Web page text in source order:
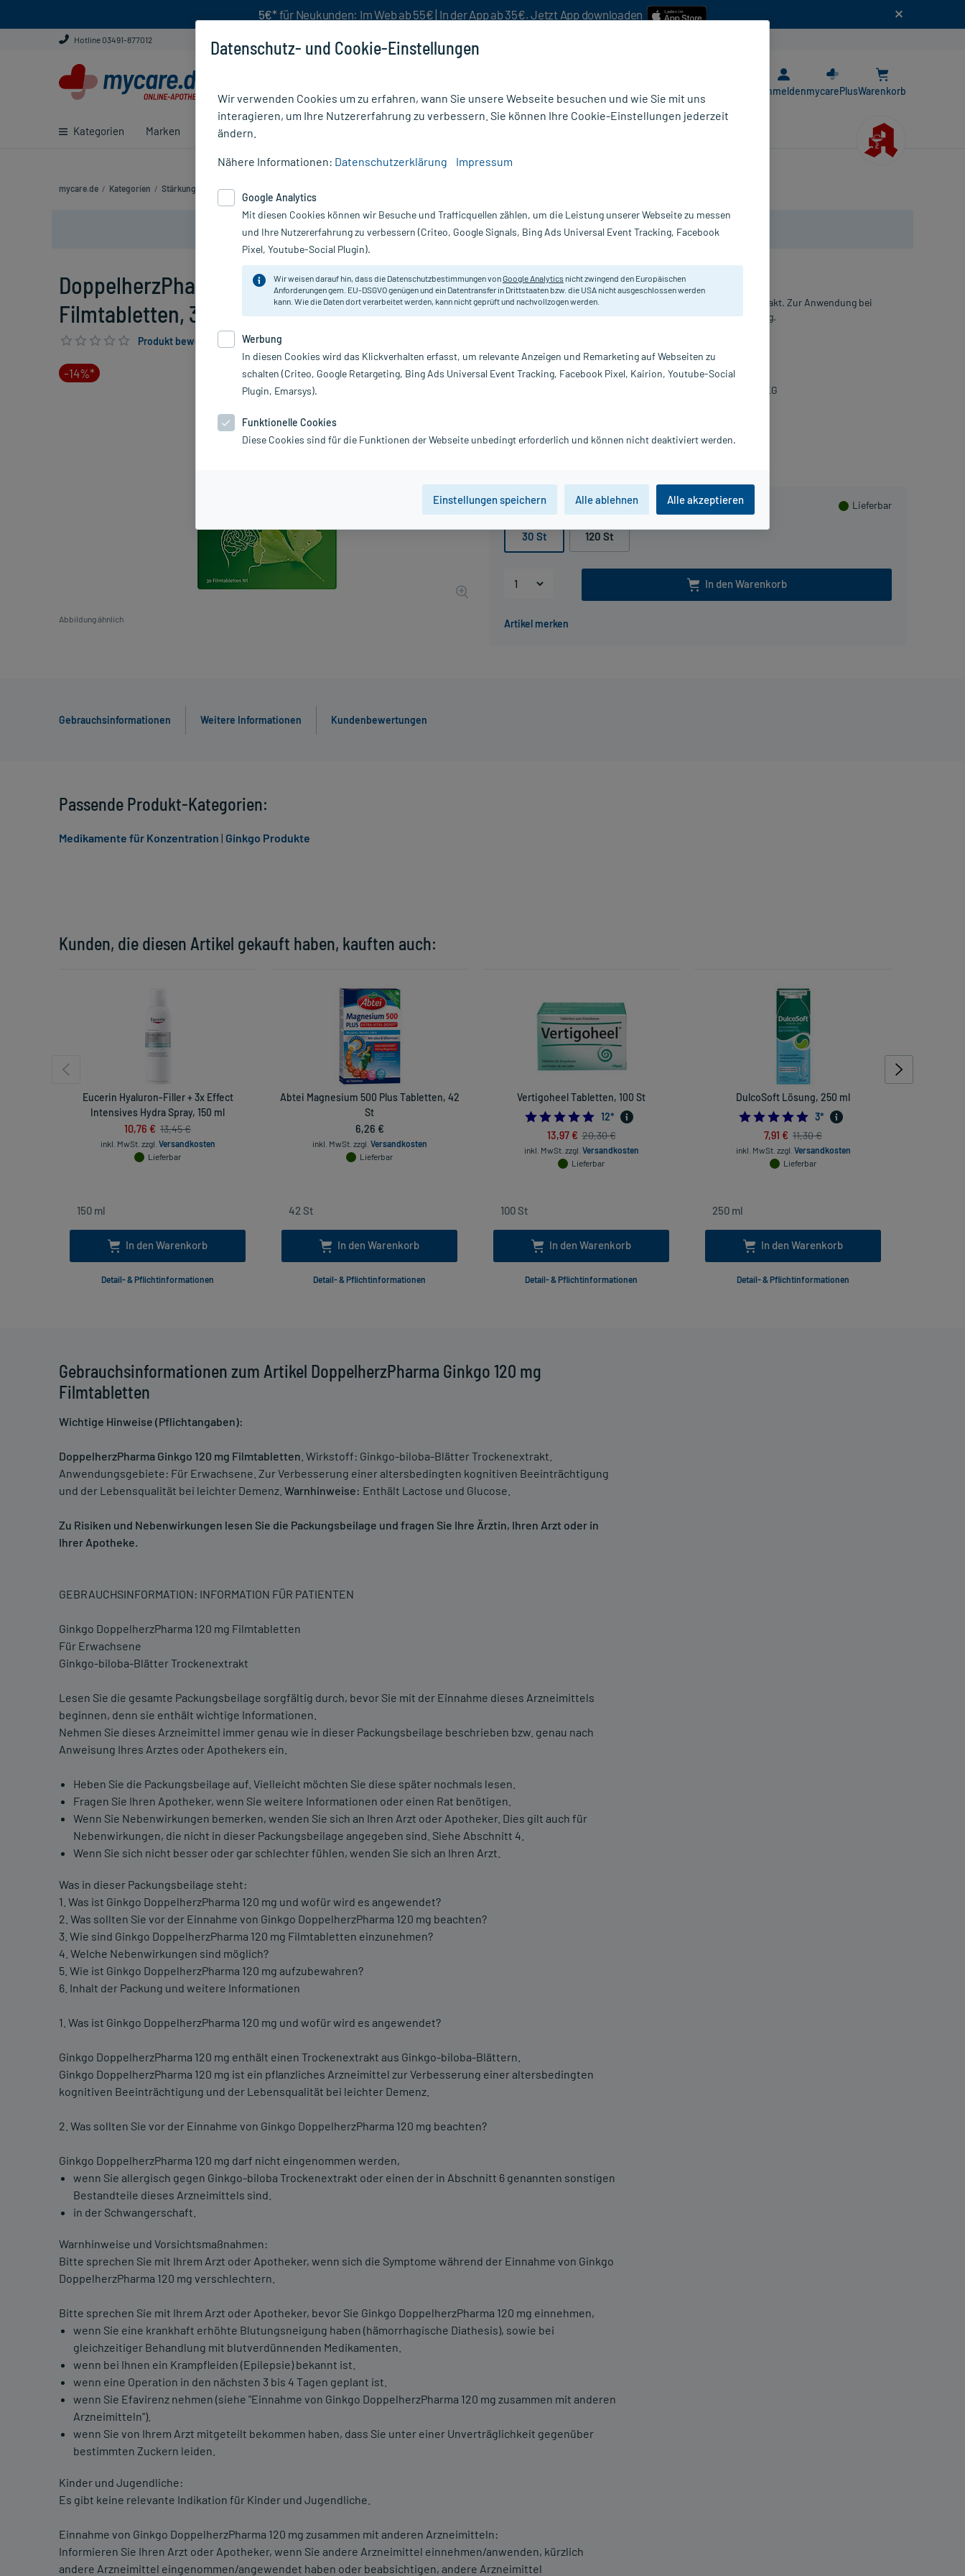
5€* für Neukunden: Im Web ab 55€ | In der App ab 35€. Jetzt App downloaden
Hotline 03491-877012
Kategorien Marken Ratgeber
AnmeldenmycarePlusWarenkorb
mycare.de / Kategorien / Stärkung & Konzentration
Nur für kurze Zeit:Gratis-Versand* ab 19€ Mindestbestellwert!
DoppelherzPharma Ginkgo 120 mg
Filmtabletten, 30 St
Produkt bewerten & PlusHerzen sichern
-14%*
Abbildung ähnlich
15,29 €
Packungseinheit Lieferbar
30 St 120 St
In den Warenkorb
Doppelherz
Pflanzliches Arzneimittel mit Ginkgo-biloba-Blätter Trockenextrakt. Zur Anwendung bei
leichter Demenz und altersbedingter kognitiver Beeinträchtigung.
Inhalt:
30 St
PZN:
18746094
Queisser Pharma GmbH & Co. KG
Gebrauchsinformationen Weitere Informationen Kundenbewertungen
Gebrauchsinformationen zum Artikel DoppelherzPharma Ginkgo 120 mg
Filmtabletten
Wichtige Hinweise (Pflichtangaben):
DoppelherzPharma Ginkgo 120 mg Filmtabletten . Wirkstoff: Ginkgo-biloba-Blätter Trockenextrakt.
Anwendungsgebiete: Für Erwachsene. Zur Verbesserung einer altersbedingten kognitiven Beeinträchtigung
und der Lebensqualität bei leichter Demenz. Warnhinweise: Enthält Lactose und Glucose.
Zu Risiken und Nebenwirkungen lesen Sie die Packungsbeilage und fragen Sie Ihre Ärztin, Ihren Arzt oder in
Ihrer Apotheke.
GEBRAUCHSINFORMATION: INFORMATION FÜR PATIENTEN
Ginkgo DoppelherzPharma 120 mg Filmtabletten
Für Erwachsene
Ginkgo-biloba-Blätter Trockenextrakt
Lesen Sie die gesamte Packungsbeilage sorgfältig durch, bevor Sie mit der Einnahme dieses Arzneimittels
beginnen, denn sie enthält wichtige Informationen.
Nehmen Sie dieses Arzneimittel immer genau wie in dieser Packungsbeilage beschrieben bzw. genau nach
Anweisung Ihres Arztes oder Apothekers ein.
Heben Sie die Packungsbeilage auf. Vielleicht möchten Sie diese später nochmals lesen.
Fragen Sie Ihren Apotheker, wenn Sie weitere Informationen oder einen Rat benötigen.
Wenn Sie Nebenwirkungen bemerken, wenden Sie sich an Ihren Arzt oder Apotheker. Dies gilt auch für
Nebenwirkungen, die nicht in dieser Packungsbeilage angegeben sind. Siehe Abschnitt 4.
Wenn Sie sich nicht besser oder gar schlechter fühlen, wenden Sie sich an Ihren Arzt.
Was in dieser Packungsbeilage steht:
1. Was ist Ginkgo DoppelherzPharma 120 mg und wofür wird es angewendet?
2. Was sollten Sie vor der Einnahme von Ginkgo DoppelherzPharma 120 mg beachten?
3. Wie sind Ginkgo DoppelherzPharma 120 mg Filmtabletten einzunehmen?
4. Welche Nebenwirkungen sind möglich?
5. Wie ist Ginkgo DoppelherzPharma 120 mg aufzubewahren?
6. Inhalt der Packung und weitere Informationen
1. Was ist Ginkgo DoppelherzPharma 120 mg und wofür wird es angewendet?
Ginkgo DoppelherzPharma 120 mg enthält einen Trockenextrakt aus Ginkgo-biloba-Blättern.
Ginkgo DoppelherzPharma 120 mg ist ein pflanzliches Arzneimittel zur Verbesserung einer altersbedingten
kognitiven Beeinträchtigung und der Lebensqualität bei leichter Demenz.
2. Was sollten Sie vor der Einnahme von Ginkgo DoppelherzPharma 120 mg beachten?
Ginkgo DoppelherzPharma 120 mg darf nicht eingenommen werden,
wenn Sie allergisch gegen Ginkgo-biloba Trockenextrakt oder einen der in Abschnitt 6 genannten sonstigen
Bestandteile dieses Arzneimittels sind.
in der Schwangerschaft.
Warnhinweise und Vorsichtsmaßnahmen:
Bitte sprechen Sie mit Ihrem Arzt oder Apotheker, wenn sich die Symptome während der Einnahme von Ginkgo
DoppelherzPharma 120 mg verschlechtern.
Bitte sprechen Sie mit Ihrem Arzt oder Apotheker, bevor Sie Ginkgo DoppelherzPharma 120 mg einnehmen,
wenn Sie eine krankhaft erhöhte Blutungsneigung haben (hämorrhagische Diathesis), sowie bei
gleichzeitiger Behandlung mit blutverdünnenden Medikamenten.
wenn bei Ihnen ein Krampfleiden (Epilepsie) bekannt ist.
wenn eine Operation in den nächsten 3 bis 4 Tagen geplant ist.
wenn Sie Efavirenz nehmen (siehe "Einnahme von Ginkgo DoppelherzPharma 120 mg zusammen mit anderen
Arzneimitteln").
wenn Sie von Ihrem Arzt mitgeteilt bekommen haben, dass Sie unter einer Unverträglichkeit gegenüber
bestimmten Zuckern leiden.
Kinder und Jugendliche:
Es gibt keine relevante Indikation für Kinder und Jugendliche.
Einnahme von Ginkgo DoppelherzPharma 120 mg zusammen mit anderen Arzneimitteln:
Informieren Sie Ihren Arzt oder Apotheker, wenn Sie andere Arzneimittel einnehmen/anwenden, kürzlich
andere Arzneimittel eingenommen/angewendet haben oder beabsichtigen, andere Arzneimittel
Kunden, die diesen Artikel gekauft haben, kauften auch:
Eucerin Hyaluron-Filler + 3x Effect
Intensives Hydra Spray, 150 ml
10,76 € 13,45 €
inkl. MwSt. zzgl. Versandkosten
Lieferbar
In den Warenkorb
Detail- & Pflichtinformationen
Abtei Magnesium 500 Plus Tabletten, 42
St
6,26 €
inkl. MwSt. zzgl. Versandkosten
Lieferbar
In den Warenkorb
Detail- & Pflichtinformationen
Vertigoheel Tabletten, 100 St
4.75
12*
13,97 € 20,30 €
inkl. MwSt. zzgl. Versandkosten
Lieferbar
In den Warenkorb
Detail- & Pflichtinformationen
DulcoSoft Lösung, 250 ml
5.0
3*
7,91 € 11,30 €
inkl. MwSt. zzgl. Versandkosten
Lieferbar
In den Warenkorb
Detail- & Pflichtinformationen
Passende Produkt-Kategorien:
Medikamente für Konzentration | Ginkgo Produkte
Datenschutz- und Cookie-Einstellungen
Wir verwenden Cookies um zu erfahren, wann Sie unsere Webseite besuchen und wie Sie mit uns
interagieren, um Ihre Nutzererfahrung zu verbessern. Sie können Ihre Cookie-Einstellungen jederzeit
ändern.
Nähere Informationen: Datenschutzerklärung Impressum
Google Analytics
Mit diesen Cookies können wir Besuche und Trafficquellen zählen, um die Leistung unserer Webseite zu messen
und Ihre Nutzererfahrung zu verbessern (Criteo, Google Signals, Bing Ads Universal Event Tracking, Facebook
Pixel, Youtube-Social Plugin).
Wir weisen darauf hin, dass die Datenschutzbestimmungen vonGoogle Analytics nicht zwingend den Europäischen
Anforderungen gem. EU-DSGVO genügen und ein Datentransfer in Drittstaaten bzw. die USA nicht ausgeschlossen werden
kann. Wie die Daten dort verarbeitet werden, kann nicht geprüft und nachvollzogen werden.
Werbung
In diesen Cookies wird das Klickverhalten erfasst, um relevante Anzeigen und Remarketing auf Webseiten zu
schalten (Criteo, Google Retargeting, Bing Ads Universal Event Tracking, Facebook Pixel, Kairion, Youtube-Social
Plugin, Emarsys).
Funktionelle Cookies
Diese Cookies sind für die Funktionen der Webseite unbedingt erforderlich und können nicht deaktiviert werden.
Einstellungen speichern Alle ablehnen Alle akzeptieren